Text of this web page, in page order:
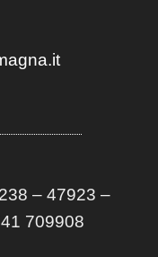
– 47923 –
709908